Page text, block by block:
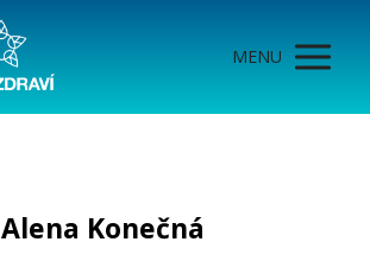
MENU
Alena Konečná